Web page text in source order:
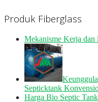
Produk Fiberglass
Mekanisme Kerja dan
Septicktank
Harga Bio Septic